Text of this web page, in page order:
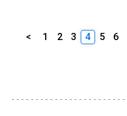
< 1 2 3 4 5 6